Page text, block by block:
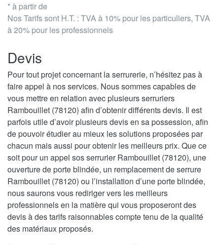
* à partir de
Nos Tarifs sont H.T. : TVA à 10% pour les particuliers, TVA
à 20% pour les professionnels
Devis
Pour tout projet concernant la serrurerie, n’hésitez pas à
faire appel à nos services. Nous sommes capables de
vous mettre en relation avec plusieurs serruriers
Rambouillet (78120) afin d’obtenir différents devis. Il est
parfois utile d’avoir plusieurs devis en sa possession, afin
de pouvoir étudier au mieux les solutions proposées par
chacun mais aussi pour obtenir les meilleurs prix. Que ce
soit pour un appel sos serrurier Rambouillet (78120), une
ouverture de porte blindée, un remplacement de serrure
Rambouillet (78120) ou l’installation d’une porte blindée,
nous saurons vous rediriger vers les meilleurs
professionnels en la matière qui vous proposeront des
devis à des tarifs raisonnables compte tenu de la qualité
des matériaux proposés.